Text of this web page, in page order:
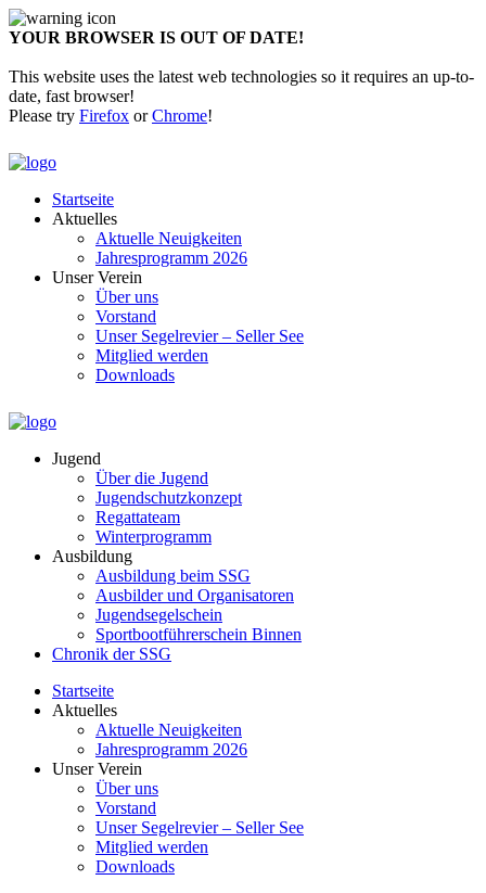
YOUR BROWSER IS OUT OF DATE!
This website uses the latest web technologies so it requires an up-to-
date, fast browser!
Please try Firefox orChrome!
Startseite
Aktuelles
Aktuelle Neuigkeiten
Jahresprogramm 2026
Unser Verein
Über uns
Vorstand
Unser Segelrevier – Seller See
Mitglied werden
Downloads
Jugend
Über die Jugend
Jugendschutzkonzept
Regattateam
Winterprogramm
Ausbildung
Ausbildung beim SSG
Ausbilder und Organisatoren
Jugendsegelschein
Sportbootführerschein Binnen
Chronik der SSG
Startseite
Aktuelles
Aktuelle Neuigkeiten
Jahresprogramm 2026
Unser Verein
Über uns
Vorstand
Unser Segelrevier – Seller See
Mitglied werden
Downloads